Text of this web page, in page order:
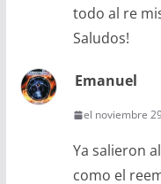
todo al re
Saludos!
Emanuel
el noviembre
Ya salieron
como el